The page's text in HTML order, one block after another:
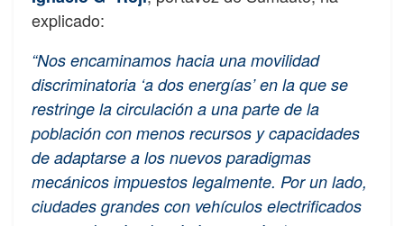
explicado:
“Nos encaminamos hacia una movilidad
discriminatoria ‘a dos energías’ en la que se
restringe la circulación a una parte de la
población con menos recursos y capacidades
de adaptarse a los nuevos paradigmas
mecánicos impuestos legalmente. Por un lado,
ciudades grandes con vehículos electrificados